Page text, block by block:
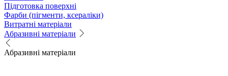
Підготовка поверхні
Фарби (пігменти, ксераліки)
Витратні матеріали
Абразивні матеріали
Абразивні матеріали